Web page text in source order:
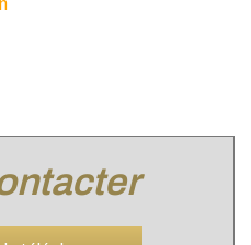
|©JawgMaps|© OpenStreetMap